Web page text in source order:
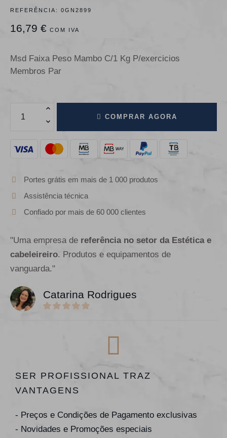
REFERÊNCIA: 0GN2899
16,79 € COM IVA
Msd Faixa Peso Mambo C/1 Kg P/exercicios
Membros Par
COMPRAR AGORA
Portes grátis em mais de 1 000 produtos
Assistência técnica
Confiado por mais de 60 000 clientes
"Uma empresa de referência no setor da Estética e
cabeleireiro. Produtos e equipamentos de
vanguarda."
Catarina Rodrigues
SER PROFISSIONAL TRAZ
VANTAGENS
- Preços e Condições de Pagamento exclusivas
- Novidades e Promoções especiais